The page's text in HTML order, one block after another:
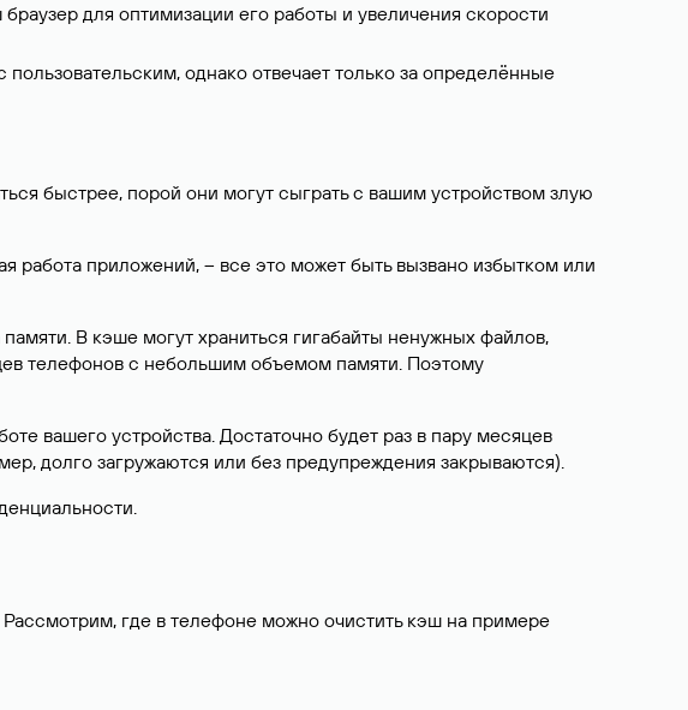
браузер для оптимизации его работы и увеличения скорости
однако отвечает только за определённые
быстрее, порой они могут сыграть с вашим устройством злую
работа приложений, – все это может быть вызвано избытком или
В кэше могут храниться гигабайты ненужных файлов,
телефонов с небольшим объемом памяти. Поэтому
вашего устройства. Достаточно будет раз в пару месяцев
долго загружаются или без предупреждения закрываются).
где в телефоне можно очистить кэш на примере